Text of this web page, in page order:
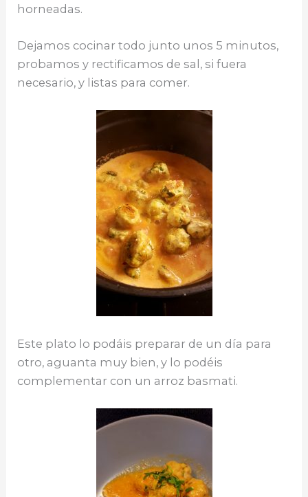
horneadas.
Dejamos cocinar todo junto unos 5 minutos,
probamos y rectificamos de sal, si fuera
necesario, y listas para comer.
Este plato lo podáis preparar de un día para
otro, aguanta muy bien, y lo podéis
complementar con un arroz basmati.